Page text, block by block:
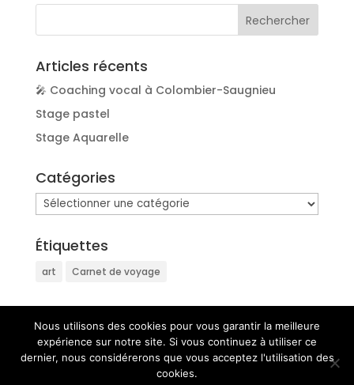
Articles récents
🎤 Coaching vocal à Colombier-Saugnieu
Stage pastel
Stage Aquarelle
Catégories
Catégories
Étiquettes
art Carnet de voyage
Copyright © 2015 Association RIFF - N° de
Nous utilisons des cookies pour vous garantir la meilleure
expérience sur notre site. Si vous continuez à utiliser ce
dernier, nous considérerons que vous acceptez l'utilisation des
cookies.